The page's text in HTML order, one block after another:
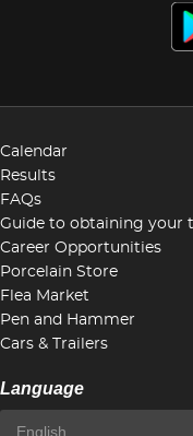
Calendar
Results
FAQs
Guide to obtaining your
Career Opportunities
Porcelain Store
Flea Market
Pen and Hammer
Cars & Trailers
Language